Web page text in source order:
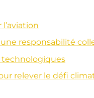
responsabilité
technologiques
relever le défi